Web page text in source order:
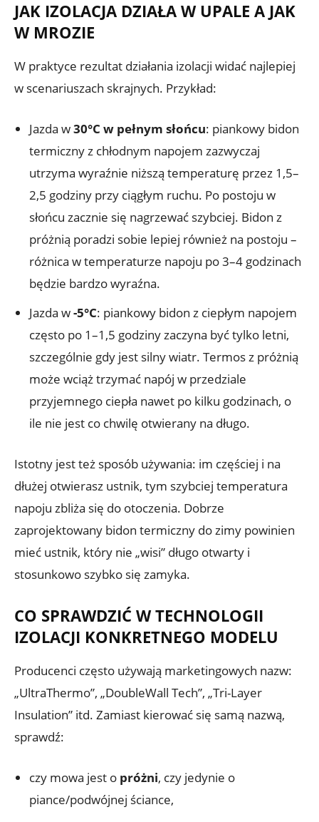
JAK IZOLACJA DZIAŁA W UPALE A JAK
W MROZIE
W praktyce rezultat działania izolacji widać najlepiej
w scenariuszach skrajnych. Przykład:
Jazda w30°C w pełnym słońcu: piankowy bidon
termiczny z chłodnym napojem zazwyczaj
utrzyma wyraźnie niższą temperaturę przez 1,5–
2,5 godziny przy ciągłym ruchu. Po postoju w
słońcu zacznie się nagrzewać szybciej. Bidon z
próżnią poradzi sobie lepiej również na postoju –
różnica w temperaturze napoju po 3–4 godzinach
będzie bardzo wyraźna.
Jazda w-5°C: piankowy bidon z ciepłym napojem
często po 1–1,5 godziny zaczyna być tylko letni,
szczególnie gdy jest silny wiatr. Termos z próżnią
może wciąż trzymać napój w przedziale
przyjemnego ciepła nawet po kilku godzinach, o
ile nie jest co chwilę otwierany na długo.
Istotny jest też sposób używania: im częściej i na
dłużej otwierasz ustnik, tym szybciej temperatura
napoju zbliża się do otoczenia. Dobrze
zaprojektowany bidon termiczny do zimy powinien
mieć ustnik, który nie „wisi” długo otwarty i
stosunkowo szybko się zamyka.
CO SPRAWDZIĆ W TECHNOLOGII
IZOLACJI KONKRETNEGO MODELU
Producenci często używają marketingowych nazw:
„UltraThermo”, „DoubleWall Tech”, „Tri-Layer
Insulation” itd. Zamiast kierować się samą nazwą,
sprawdź:
czy mowa jest o próżni, czy jedynie o
piance/podwójnej ściance,